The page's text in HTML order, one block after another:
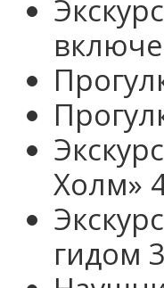
Холм»
гидом